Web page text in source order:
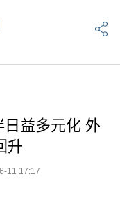
日益多元化 外
升
11 17:17